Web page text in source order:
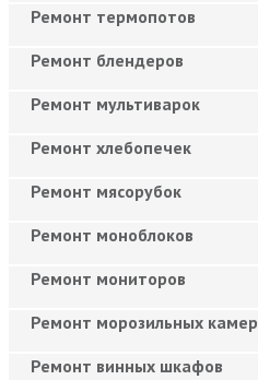
Ремонт термопотов
Ремонт блендеров
Ремонт мультиварок
Ремонт хлебопечек
Ремонт мясорубок
Ремонт моноблоков
Ремонт мониторов
Ремонт морозильных камер
Ремонт винных шкафов